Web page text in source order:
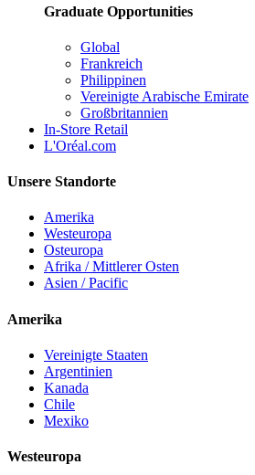
Graduate Opportunities
Global
Frankreich
Philippinen
Vereinigte Arabische Emirate
Großbritannien
In-Store Retail
L'Oréal.com
Unsere Standorte
Amerika
Westeuropa
Osteuropa
Afrika / Mittlerer Osten
Asien / Pacific
Amerika
Vereinigte Staaten
Argentinien
Kanada
Chile
Mexiko
Westeuropa